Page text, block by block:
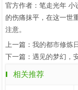
官方作者：笔走光年 小
的伤痛抹平，在这一世
注意。
上一篇： 我的都市修炼
下一篇： 遇见的梦幻，
相关推荐